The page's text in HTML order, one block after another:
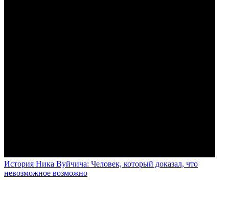
История Ника Вуйчича: Человек, который доказал, что
невозможное возможно